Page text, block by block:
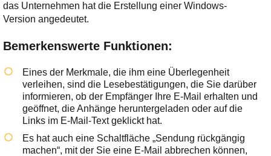
das Unternehmen hat die Erstellung einer Windows-
Version angedeutet.
Bemerkenswerte Funktionen:
Eines der Merkmale, die ihm eine Überlegenheit
verleihen, sind die Lesebestätigungen, die Sie darüber
informieren, ob der Empfänger Ihre E-Mail erhalten und
geöffnet, die Anhänge heruntergeladen oder auf die
Links im E-Mail-Text geklickt hat.
Es hat auch eine Schaltfläche „Sendung rückgängig
machen“, mit der Sie eine E-Mail abbrechen können,